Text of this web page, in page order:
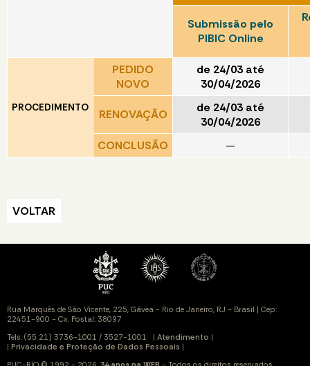
Submissão pelo
PIBIC Online
PROCEDIMENTO
PEDIDO
NOVO
de 24/03 até
30/04/2026
RENOVAÇÃO
de 24/03 até
30/04/2026
CONCLUSÃO
—
VOLTAR